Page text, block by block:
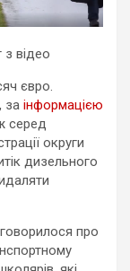
відео
євро.
за інформацією
серед
округи
дизельного
про